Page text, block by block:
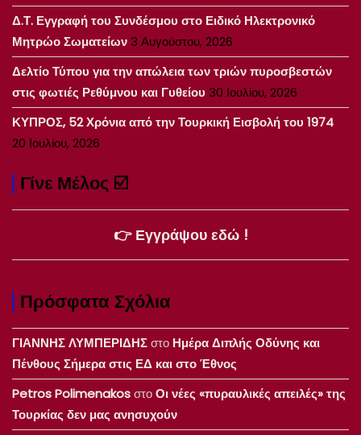
Δ.Τ. Εγγραφή του Συνδέσμου στο Ειδικό Ηλεκτρονικό
Μητρώο Σωματείων3 Αυγούστου, 2026
Δελτίο Τύπου για την απώλεια των τριών πυροσβεστών
στις φωτιές Ρεθύμνου και Γυθείου 30 Ιουλίου, 2026
ΚΥΠΡΟΣ, 52 Χρόνια από την Τουρκική Εισβολή του 1974
20 Ιουλίου, 2026
Γίνε Μέλος ☑️
👉 Εγγράψου εδώ !
Πρόσφατα Σχόλια
ΓΙΑΝΝΗΣ ΛΥΜΠΕΡΙΔΗΣστο Ημέρα Διπλής Οδύνης και
Πένθους Σήμερα στις ΕΔ και στο Έθνος
Petros PolimenakosστοΟι νέες «πυραυλικές απειλές» της
Τουρκίας δεν μας ανησυχούν